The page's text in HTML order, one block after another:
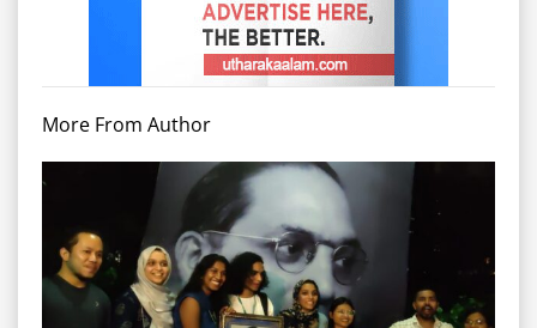
More From Author